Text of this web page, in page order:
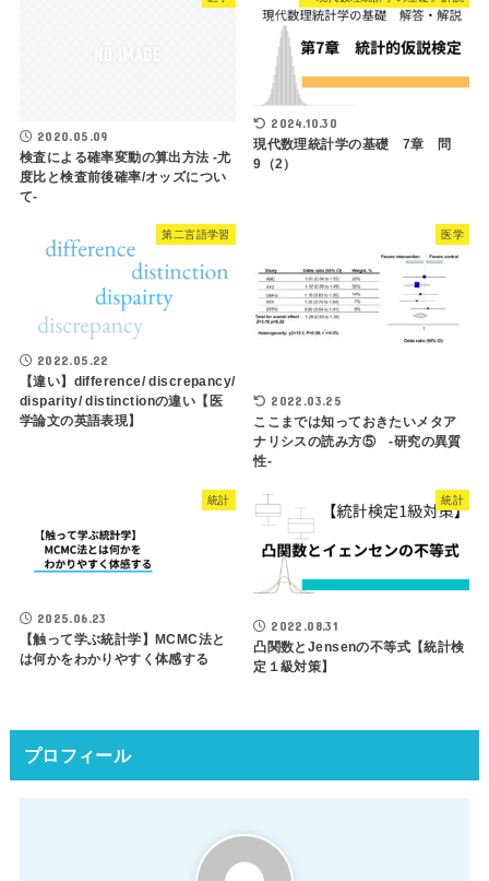
2020.05.09
検査による確率変動の算出方法 -尤
度比と検査前後確率/オッズについ
て-
2024.10.30
現代数理統計学の基礎 7章 問
9（2）
第二言語学習
2022.05.22
【違い】difference/ discrepancy/
disparity/ distinctionの違い【医
学論文の英語表現】
医学
2022.03.25
ここまでは知っておきたいメタア
ナリシスの読み方⑤ -研究の異質
性-
統計
2025.06.23
【触って学ぶ統計学】MCMC法と
は何かをわかりやすく体感する
統計
2022.08.31
凸関数とJensenの不等式【統計検
定１級対策】
プロフィール